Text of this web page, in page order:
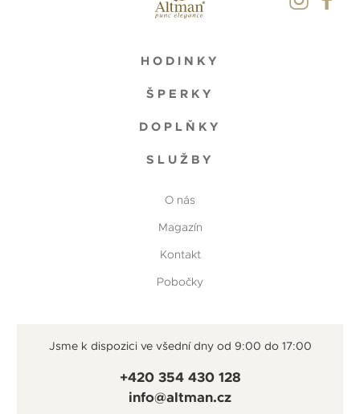
HODINKY
ŠPERKY
DOPLŇKY
SLUŽBY
O nás
Magazín
Kontakt
Pobočky
Jsme k dispozici ve všední dny od 9:00 do 17:00
+420 354 430 128
info@altman.cz